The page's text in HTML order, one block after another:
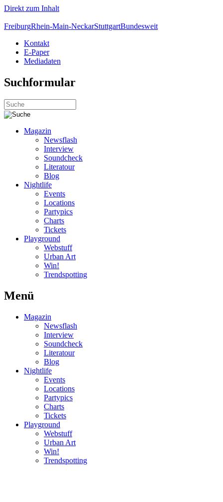
Direkt zum Inhalt
FreiburgRhein-Main-NeckarStuttgartBundesweit
Kontakt
E-Paper
Mediadaten
Suchformular
Magazin
Newsflash
Interview
Soundcheck
Literatour
Blog
Nightlife
Events
Locations
Partypics
Charts
Tickets
Playground
Webstuff
Urban Art
Win!
Trendspotting
Menü
Magazin
Newsflash
Interview
Soundcheck
Literatour
Blog
Nightlife
Events
Locations
Partypics
Charts
Tickets
Playground
Webstuff
Urban Art
Win!
Trendspotting